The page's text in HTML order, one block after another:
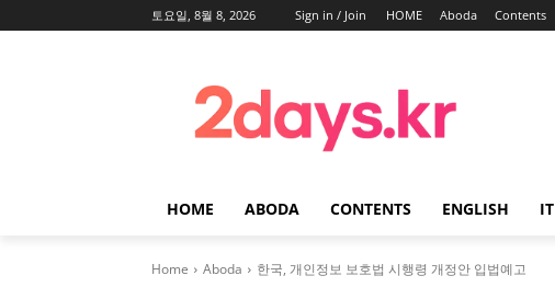
토요일, 8월 8, 2026 Sign in / Join HOME Aboda Contents
HOME ABODA CONTENTS ENGLISH IT
Home Aboda 한국, 개인정보 보호법 시행령 개정안 입법예고